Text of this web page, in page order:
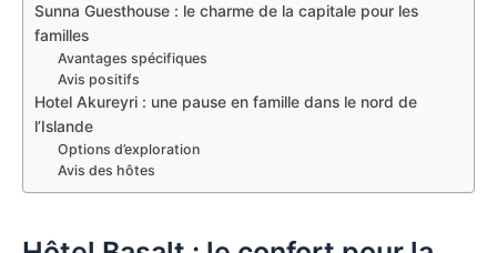
Sunna Guesthouse : le charme de la capitale pour les
familles
Avantages spécifiques
Avis positifs
Hotel Akureyri : une pause en famille dans le nord de
l’Islande
Options d’exploration
Avis des hôtes